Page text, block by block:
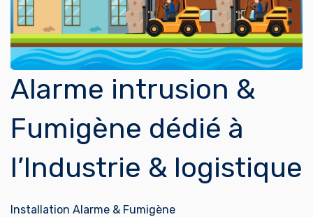
Alarme intrusion &
Fumigène dédié à
l’Industrie & logistique
Installation Alarme & Fumigène